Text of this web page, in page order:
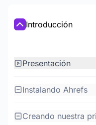
Introducción
Presentación
Instalando Ahrefs
Creando nuestra